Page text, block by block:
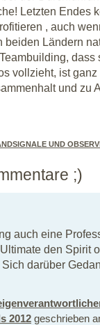
Letzten Endes
, auch
beiden Ländern
dass
vollzieht, ist
und zu
UND
;)
auch eine
den Spirit
darüber
2012 geschrieben